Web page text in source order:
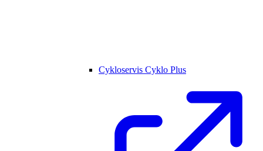
Cykloservis Cyklo Plus